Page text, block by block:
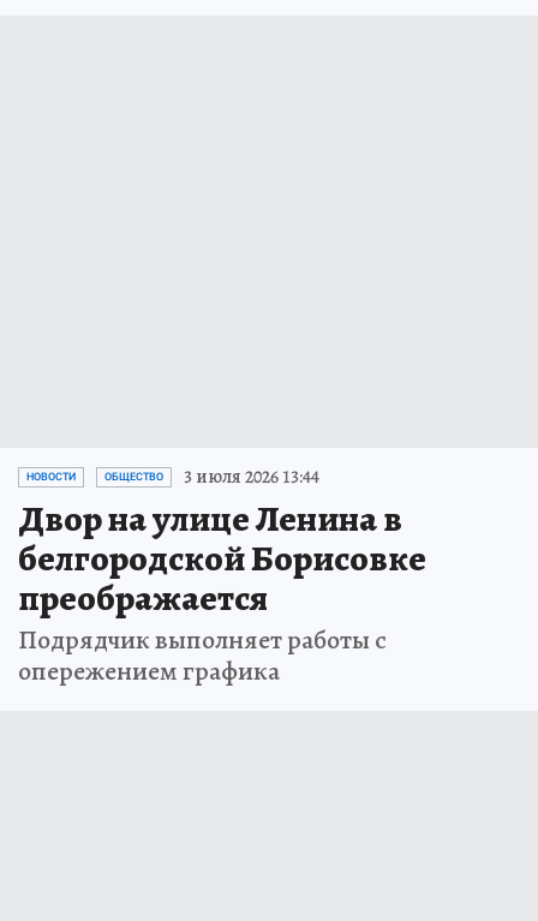
НОВОСТИ ОБЩЕСТВО 3 июля 2026 13:44
Двор на улице Ленина в
белгородской Борисовке
преображается
Подрядчик выполняет работы с
опережением графика